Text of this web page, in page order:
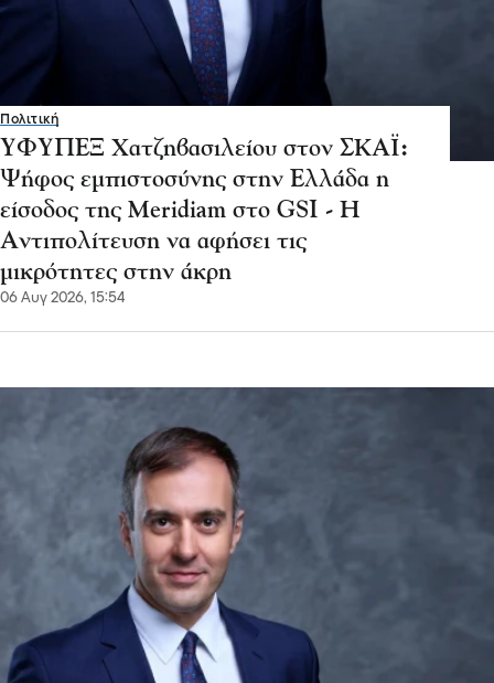
Πολιτική
ΥΦΥΠΕΞ Χατζηβασιλείου στον ΣΚΑΪ:
Ψήφος εμπιστοσύνης στην Ελλάδα η
είσοδος της Meridiam στο GSI - Η
Αντιπολίτευση να αφήσει τις
μικρότητες στην άκρη
06 Αυγ 2026, 15:54